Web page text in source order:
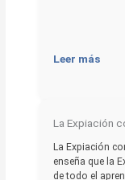
Leer más
La Expiación
La Expiación
enseña que la
de todo el